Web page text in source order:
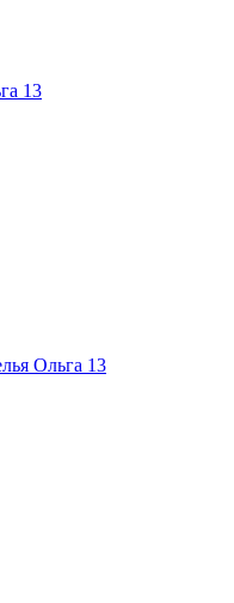
13
Ольга 13